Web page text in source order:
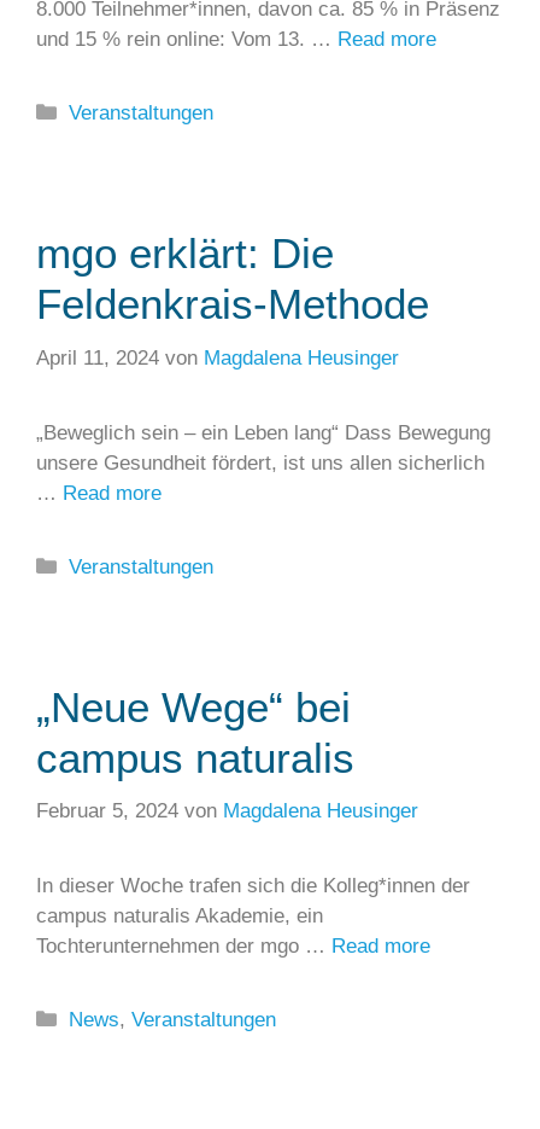
8.000 Teilnehmer*innen, davon ca. 85 % in Präsenz
und 15 % rein online: Vom 13. … Read more
Kategorien
Veranstaltungen
mgo erklärt: Die
Feldenkrais-Methode
April 11, 2024 von Magdalena Heusinger
„Beweglich sein – ein Leben lang“ Dass Bewegung
unsere Gesundheit fördert, ist uns allen sicherlich
… Read more
Kategorien
Veranstaltungen
„Neue Wege“ bei
campus naturalis
Februar 5, 2024 von Magdalena Heusinger
In dieser Woche trafen sich die Kolleg*innen der
campus naturalis Akademie, ein
Tochterunternehmen der mgo … Read more
Kategorien
News,Veranstaltungen